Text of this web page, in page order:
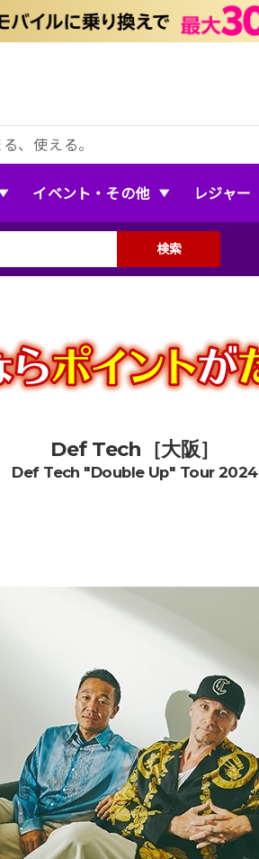
、使える。
イベント・その他 レジャー
検索
Def Tech［大阪］
Def Tech "Double Up" Tour 2024